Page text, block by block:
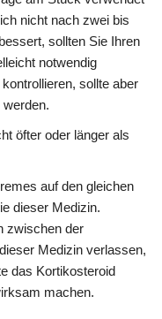
nicht nach zwei bis
sollten Sie Ihren
notwendig
sollte aber
öfter oder länger als
auf den gleichen
dieser Medizin.
zwischen der
Medizin verlassen,
das Kortikosteroid
machen.